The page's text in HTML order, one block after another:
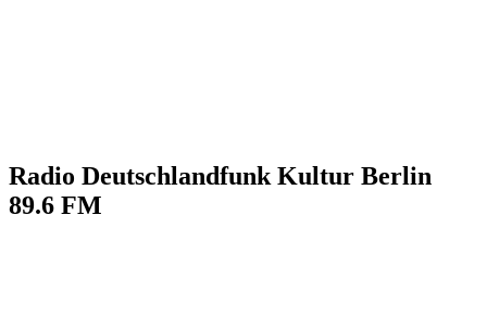
Radio Deutschlandfunk Kultur Berlin
89.6 FM